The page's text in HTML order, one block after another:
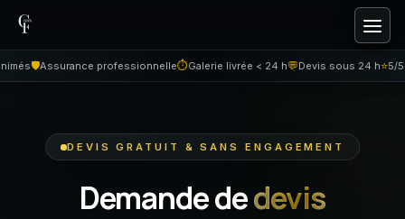
Aller au contenu
🛡️Assurance professionnelle⏱Galerie livrée < 24 h💬 Devis sous 24 h⭐ 5/5
DEVIS GRATUIT & SANS ENGAGEMENT
Demande dedevis